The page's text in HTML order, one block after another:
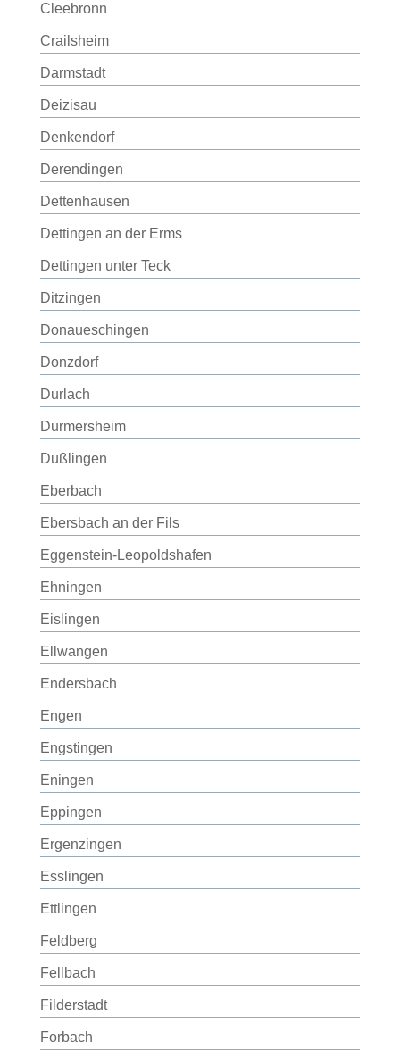
Cleebronn
Crailsheim
Darmstadt
Deizisau
Denkendorf
Derendingen
Dettenhausen
Dettingen an der Erms
Dettingen unter Teck
Ditzingen
Donaueschingen
Donzdorf
Durlach
Durmersheim
Dußlingen
Eberbach
Ebersbach an der Fils
Eggenstein-Leopoldshafen
Ehningen
Eislingen
Ellwangen
Endersbach
Engen
Engstingen
Eningen
Eppingen
Ergenzingen
Esslingen
Ettlingen
Feldberg
Fellbach
Filderstadt
Forbach